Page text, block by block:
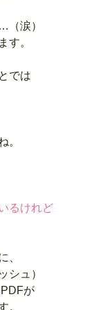
（涙）
す。
では
。
るけれど
、
シュ ）
が
。